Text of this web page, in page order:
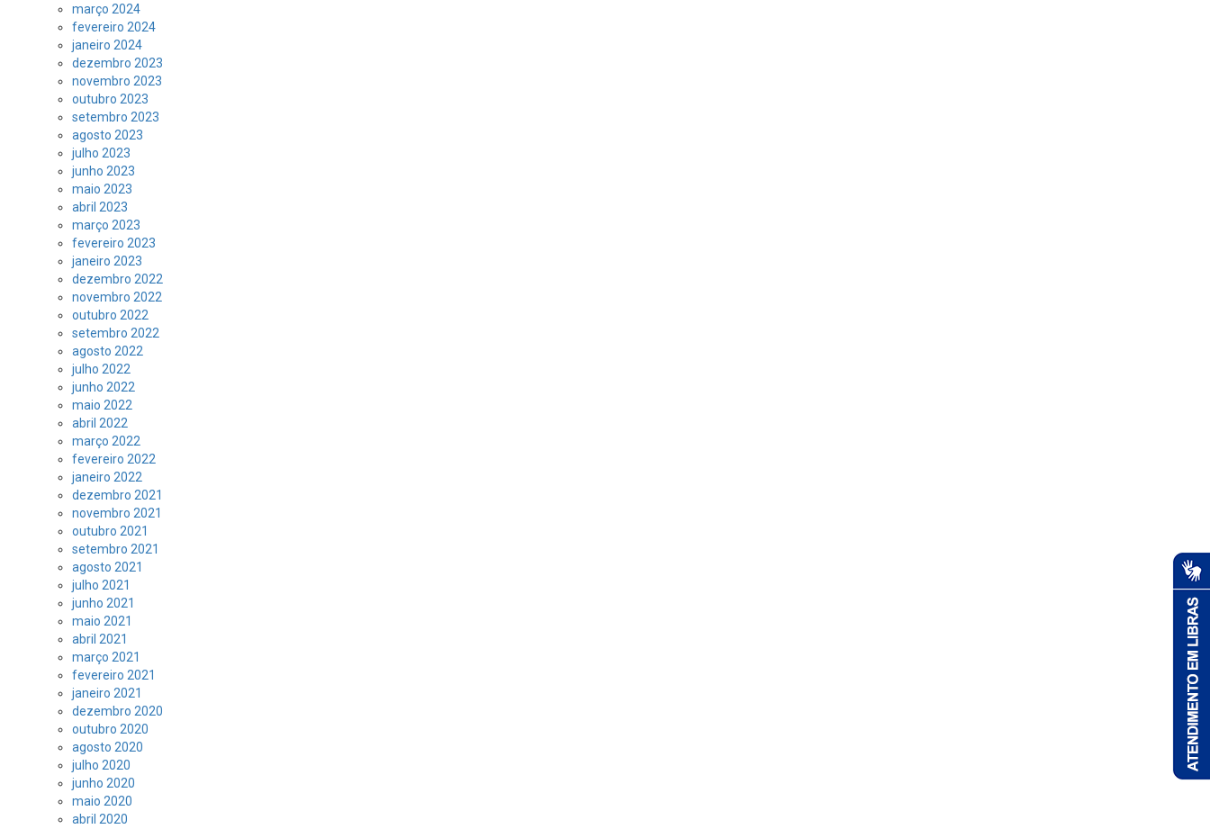
março 2024
fevereiro 2024
janeiro 2024
dezembro 2023
novembro 2023
outubro 2023
setembro 2023
agosto 2023
julho 2023
junho 2023
maio 2023
abril 2023
março 2023
fevereiro 2023
janeiro 2023
dezembro 2022
novembro 2022
outubro 2022
setembro 2022
agosto 2022
julho 2022
junho 2022
maio 2022
abril 2022
março 2022
fevereiro 2022
janeiro 2022
dezembro 2021
novembro 2021
outubro 2021
setembro 2021
agosto 2021
julho 2021
junho 2021
maio 2021
abril 2021
março 2021
fevereiro 2021
janeiro 2021
dezembro 2020
outubro 2020
agosto 2020
julho 2020
junho 2020
maio 2020
abril 2020